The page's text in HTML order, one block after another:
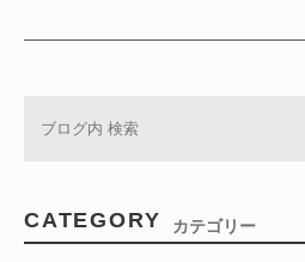
CATEGORY カテゴリー